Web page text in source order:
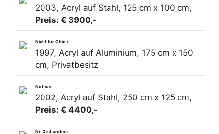
2003, Acryl auf Stahl, 125 cm x 100 cm,
Preis: € 3900,-
Nicht für China
1997, Acryl auf Aluminium, 175 cm x 150
cm, Privatbesitz
Notaus
2002, Acryl auf Stahl, 250 cm x 125 cm,
Preis: € 4400,-
Nr. 3 ist anders